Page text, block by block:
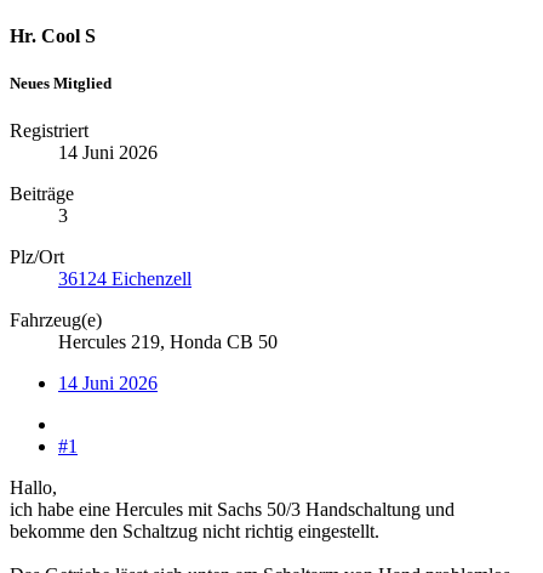
Hr. Cool S
Neues Mitglied
Registriert
14 Juni 2026
Beiträge
3
Plz/Ort
36124 Eichenzell
Fahrzeug(e)
Hercules 219, Honda CB 50
14 Juni 2026
#1
Hallo,
ich habe eine Hercules mit Sachs 50/3 Handschaltung und
bekomme den Schaltzug nicht richtig eingestellt.